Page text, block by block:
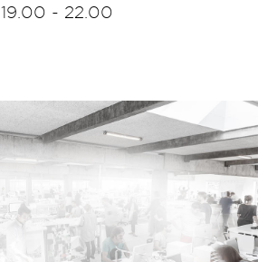
19.00 - 22.00